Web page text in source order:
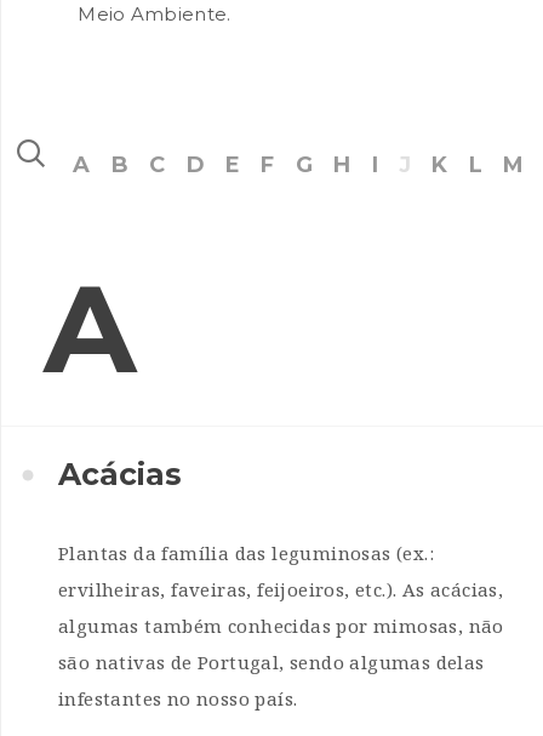
Meio Ambiente.
A B C D E F G H I J K L M
A
Acácias
Plantas da família das leguminosas (ex.:
ervilheiras, faveiras, feijoeiros, etc.). As acácias,
algumas também conhecidas por mimosas, não
são nativas de Portugal, sendo algumas delas
infestantes no nosso país.